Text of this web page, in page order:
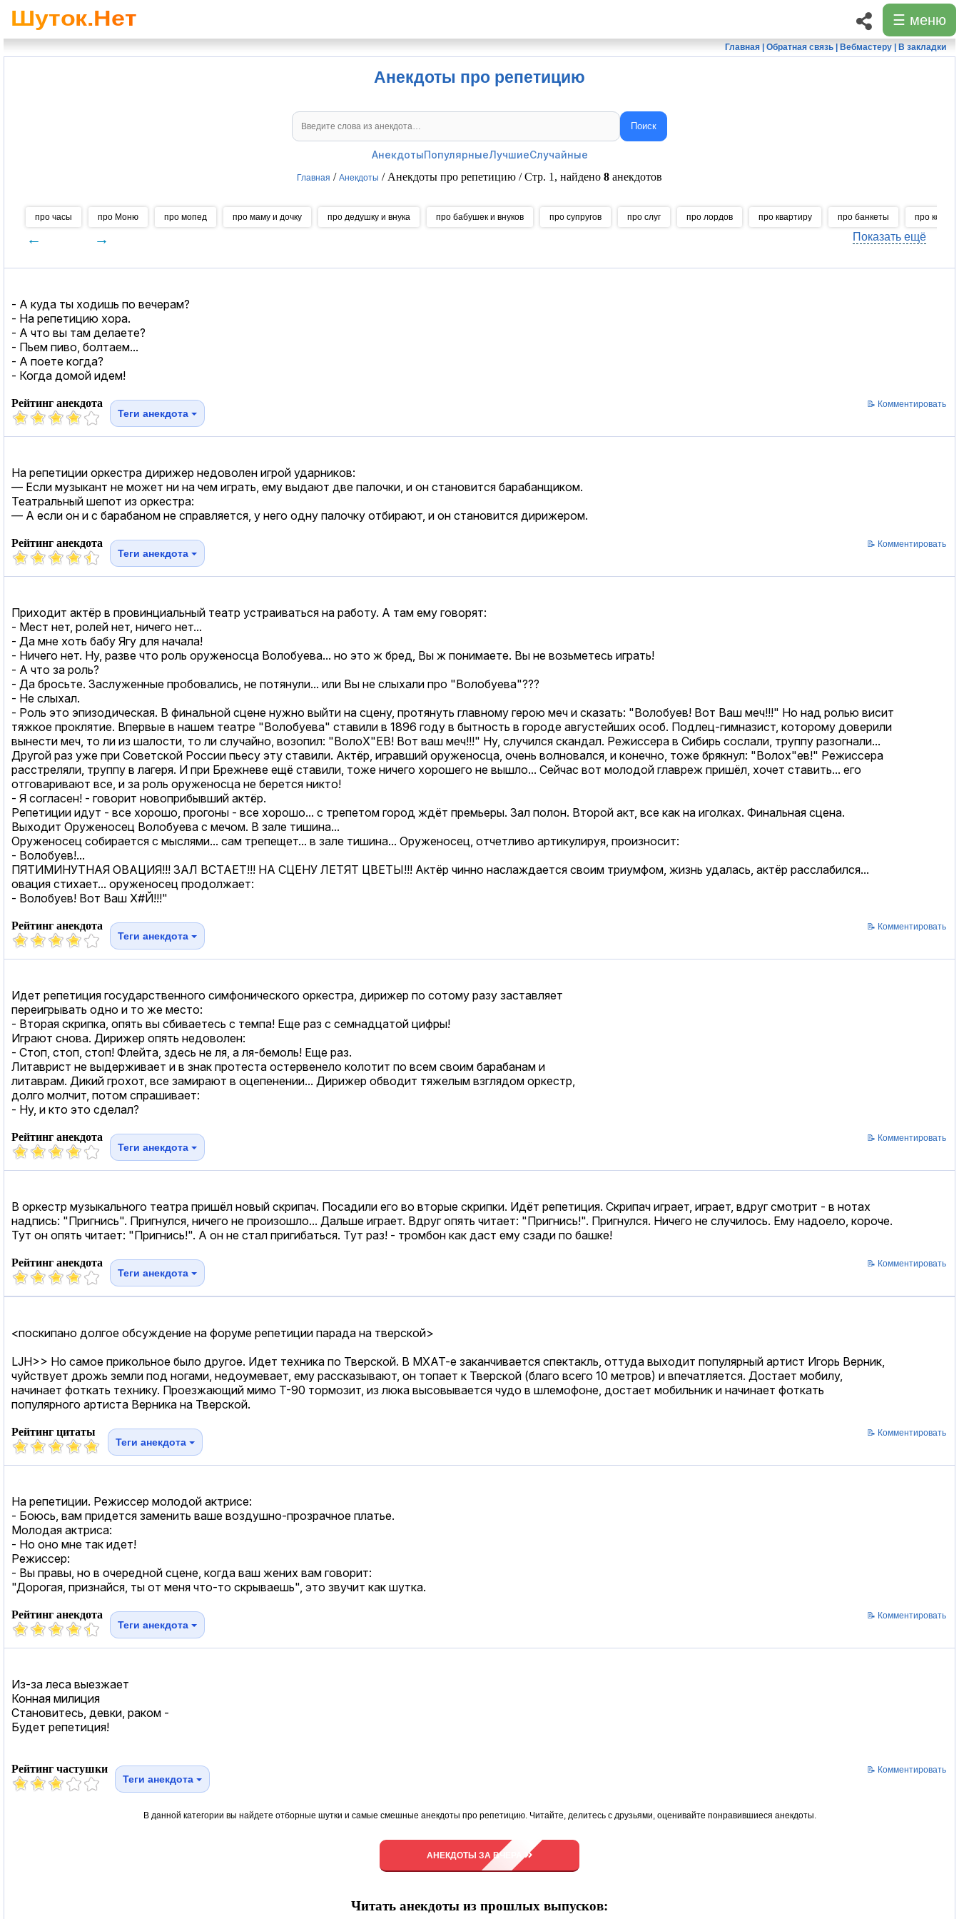
☰ меню
Главная| Обратная связь| Вебмастеру| В закладки
Анекдоты про репетицию
Поиск
АнекдотыПопулярныеЛучшиеСлучайные
Главная / Анекдоты / Анекдоты про репетицию / Стр. 1, найдено 8 анекдотов
про часы про Моню про мопед про маму и дочку про дедушку и внука про бабушек и внуков про супругов про слуг про лордов про квартиру про банкеты про
← → Показать ещё
- А куда ты ходишь по вечерам?
- На репетицию хора.
- А что вы там делаете?
- Пьем пиво, болтаем...
- А поете когда?
- Когда домой идем!
Рейтинг анекдота
Теги анекдота
📝 Комментировать
На репетиции оркестра дирижер недоволен игрой ударников:
— Если музыкант не может ни на чем играть, ему выдают две палочки, и он становится барабанщиком.
Театральный шепот из оркестра:
— А если он и с барабаном не справляется, у него одну палочку отбирают, и он становится дирижером.
Рейтинг анекдота
Теги анекдота
📝 Комментировать
Приходит актёр в провинциальный театр устраиваться на работу. А там ему говорят:
- Мест нет, ролей нет, ничего нет...
- Да мне хоть бабу Ягу для начала!
- Ничего нет. Ну, разве что роль оруженосца Волобуева... но это ж бред, Вы ж понимаете. Вы не возьметесь играть!
- А что за роль?
- Да бросьте. Заслуженные пробовались, не потянули... или Вы не слыхали про "Волобуева"???
- Не слыхал.
- Роль это эпизодическая. В финальной сцене нужно выйти на сцену, протянуть главному герою меч и сказать: "Волобуев! Вот Ваш меч!!!" Но над ролью висит
тяжкое проклятие. Впервые в нашем театре "Волобуева" ставили в 1896 году в бытность в городе августейших особ. Подлец-гимназист, которому доверили
вынести меч, то ли из шалости, то ли случайно, возопил: "ВолоХ"ЕВ! Вот ваш меч!!!" Ну, случился скандал. Режиссера в Сибирь сослали, труппу разогнали...
Другой раз уже при Советской России пьесу эту ставили. Актёр, игравший оруженосца, очень волновался, и конечно, тоже брякнул: "Волох"ев!" Режиссера
расстреляли, труппу в лагеря. И при Брежневе ещё ставили, тоже ничего хорошего не вышло... Сейчас вот молодой главреж пришёл, хочет ставить... его
отговаривают все, и за роль оруженосца не берется никто!
- Я согласен! - говорит новоприбывший актёр.
Репетиции идут - все хорошо, прогоны - все хорошо... с трепетом город ждёт премьеры. Зал полон. Второй акт, все как на иголках. Финальная сцена.
Выходит Оруженосец Волобуева с мечом. В зале тишина...
Оруженосец собирается с мыслями... сам трепещет... в зале тишина... Оруженосец, отчетливо артикулируя, произносит:
- Волобуев!...
ПЯТИМИНУТНАЯ ОВАЦИЯ!!! ЗАЛ ВСТАЕТ!!! НА СЦЕНУ ЛЕТЯТ ЦВЕТЫ!!! Актёр чинно наслаждается своим триумфом, жизнь удалась, актёр расслабился...
овация стихает... оруженосец продолжает:
- Волобуев! Вот Ваш Х#Й!!!"
Рейтинг анекдота
Теги анекдота
📝 Комментировать
Идет репетиция государственного симфонического оркестра, дирижер по сотому разу заставляет
переигрывать одно и то же место:
- Вторая скрипка, опять вы сбиваетесь с темпа! Еще раз с семнадцатой цифры!
Играют снова. Дирижер опять недоволен:
- Стоп, стоп, стоп! Флейта, здесь не ля, а ля-бемоль! Еще раз.
Литаврист не выдерживает и в знак протеста остервенело колотит по всем своим барабанам и
литаврам. Дикий грохот, все замирают в оцепенении... Дирижер обводит тяжелым взглядом оркестр,
долго молчит, потом спрашивает:
- Ну, и кто это сделал?
Рейтинг анекдота
Теги анекдота
📝 Комментировать
В оркестр музыкального театра пришёл новый скрипач. Посадили его во вторые скрипки. Идёт репетиция. Скрипач играет, играет, вдруг смотрит - в нотах
надпись: "Пригнись". Пригнулся, ничего не произошло... Дальше играет. Вдруг опять читает: "Пригнись!". Пригнулся. Ничего не случилось. Ему надоело, короче.
Тут он опять читает: "Пригнись!". А он не стал пригибаться. Тут раз! - тромбон как даст ему сзади по башке!
Рейтинг анекдота
Теги анекдота
📝 Комментировать
<поскипано долгое обсуждение на форуме репетиции парада на тверской>
LJH>> Но самое прикольное было другое. Идет техника по Тверской. В МХАТ-е заканчивается спектакль, оттуда выходит популярный артист Игорь Верник,
чуйствует дрожь земли под ногами, недоумевает, ему рассказывают, он топает к Тверской (благо всего 10 метров) и впечатляется. Достает мобилу,
начинает фоткать технику. Проезжающий мимо Т-90 тормозит, из люка высовывается чудо в шлемофоне, достает мобильник и начинает фоткать
популярного артиста Верника на Тверской.
Рейтинг цитаты
Теги анекдота
📝 Комментировать
На репетиции. Режиссер молодой актрисе:
- Боюсь, вам придется заменить ваше воздушно-прозрачное платье.
Молодая актриса:
- Но оно мне так идет!
Режиссер:
- Вы правы, но в очередной сцене, когда ваш жених вам говорит:
"Дорогая, признайся, ты от меня что-то скрываешь", это звучит как шутка.
Рейтинг анекдота
Теги анекдота
📝 Комментировать
Из-за леса выезжает
Конная милиция
Становитесь, девки, раком -
Будет репетиция!
Рейтинг частушки
Теги анекдота
📝 Комментировать
В данной категории вы найдете отборные шутки и самые смешные анекдоты про репетицию. Читайте, делитесь с друзьями, оценивайте понравившиеся анекдоты.
АНЕКДОТЫ ЗА ВЧЕРА
Читать анекдоты из прошлых выпусков: